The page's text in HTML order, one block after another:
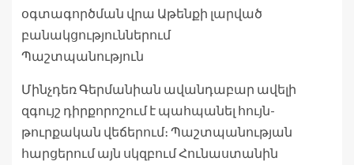
օգտագործման վրա Աթենքի լարված
բանակցություններում
Պաշտպանություն
Մինչդեռ Գերմանիան ավանդաբար ավելի
զգույշ դիրքորոշում է պահպանել հույն-
թուրքական վեճերում։ Պաշտպանության
հարցերում այն ​​սկզբում Հունաստանին